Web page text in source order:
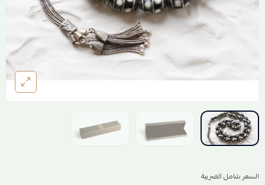
السعر شامل الضريبة